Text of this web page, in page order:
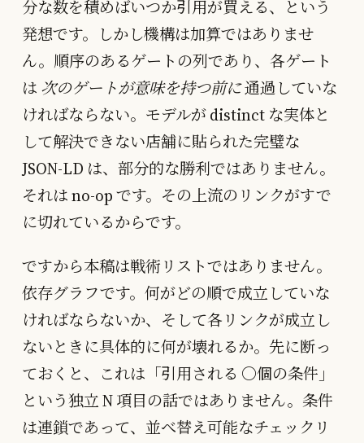
分な数を積めばいつか引用が買える、という
発想です。しかし機構は加算ではありませ
ん。順序のあるゲートの列であり、各ゲート
は 次のゲートが意味を持つ前に通過していな
ければならない。モデルが distinct な実体と
して解決できない店舗に貼られた完璧な
JSON-LD は、部分的な勝利ではありません。
それは no-op です。その上流のリンクがすで
に切れているからです。
ですから本稿は戦術リストではありません。
依存グラフです。何がどの順で成立していな
ければならないか、そして各リンクが成立し
ないときに具体的に何が壊れるか。先に断っ
ておくと、これは「引用される 〇個の条件」
という独立 N 項目の話ではありません。条件
は連鎖であって、並べ替え可能なチェックリ